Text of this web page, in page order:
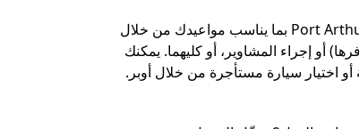
حقِّق الأرباح في مدينة Port Arthur بما يناسب مواعيدك من خلال
أو إجراء المشاوير، أو كليهما. يمكنك
اختيار سيارة مستأجرة من خلال أوبر.